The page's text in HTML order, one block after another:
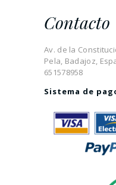
Contacto
Av. de la
Pela, Badajoz,
651578958
Sistema de